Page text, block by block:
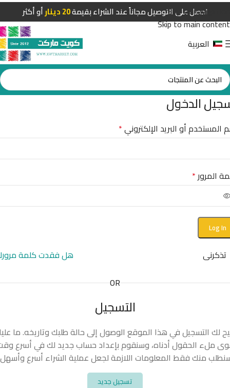
Skip to navigation
Skip to main content
احصل على التوصيل مجاناً عند الشراء بقيمة20 دينار أو أكثر
العربية
الدخول
المستخدم أو البريد الإلكتروني*
المرور*
Log In
هل فقدت كلمة
تذكرنى
OR
التسجيل
لك التسجيل في هذا الموقع الوصول إلى حالة طلبك وتاريخه. ما
ملء الحقول أدناه، وسنقوم بإعداد حساب جديد لك في أسرع
منك فقط المعلومات اللازمة لجعل عملية الشراء أسرع
تسجيل جديد